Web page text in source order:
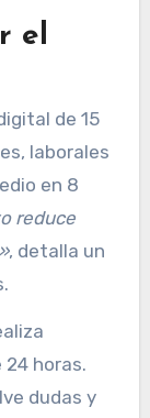
el
de 15
laborales
en 8
reduce
, detalla un
horas.
dudas y